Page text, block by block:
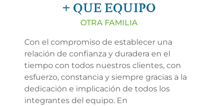
+ QUE EQUIPO
OTRA FAMILIA
Con el compromiso de establecer una
relación de confianza y duradera en el
tiempo con todos nuestros clientes, con
esfuerzo, constancia y siempre gracias a la
dedicación e implicación de todos los
integrantes del equipo. En